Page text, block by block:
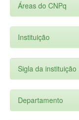
Áreas do CNPq
Instituição
Sigla da instituição
Departamento